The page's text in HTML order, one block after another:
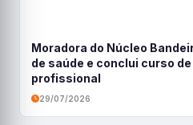
Moradora do Núcleo
de saúde e conclui curso
profissional
29/07/2026